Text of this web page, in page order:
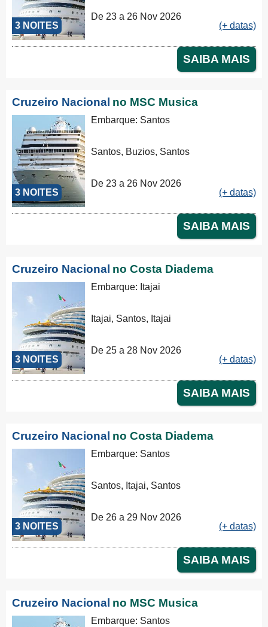
3 NOITES
De 23 a 26 Nov 2026
(+ datas)
SAIBA MAIS
Cruzeiro Nacional no MSC Musica
3 NOITES
Embarque: Santos
Santos, Buzios, Santos
De 23 a 26 Nov 2026
(+ datas)
SAIBA MAIS
Cruzeiro Nacional no Costa Diadema
3 NOITES
Embarque: Itajai
Itajai, Santos, Itajai
De 25 a 28 Nov 2026
(+ datas)
SAIBA MAIS
Cruzeiro Nacional no Costa Diadema
3 NOITES
Embarque: Santos
Santos, Itajai, Santos
De 26 a 29 Nov 2026
(+ datas)
SAIBA MAIS
Cruzeiro Nacional no MSC Musica
Embarque: Santos